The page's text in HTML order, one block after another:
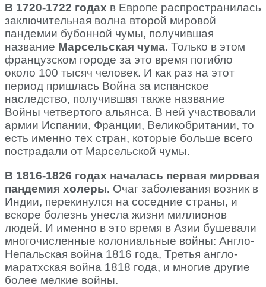
В 1720-1722 годах в Европе распространилась
заключительная волна второй мировой
пандемии бубонной чумы, получившая
название Марсельская чума. Только в этом
французском городе за это время погибло
около 100 тысяч человек. И как раз на этот
период пришлась Война за испанское
наследство, получившая также название
Войны четвертого альянса. В ней участвовали
армии Испании, Франции, Великобритании, то
есть именно тех стран, которые больше всего
пострадали от Марсельской чумы.
В 1816-1826 годах началась первая мировая
пандемия холеры. Очаг заболевания возник в
Индии, перекинулся на соседние страны, и
вскоре болезнь унесла жизни миллионов
людей. И именно в это время в Азии бушевали
многочисленные колониальные войны: Англо-
Непальская война 1816 года, Третья англо-
маратхская война 1818 года, и многие другие
более мелкие войны.